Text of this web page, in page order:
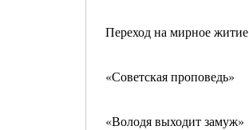
Переход на мирное житие
«Советская проповедь»
«Володя выходит замуж»